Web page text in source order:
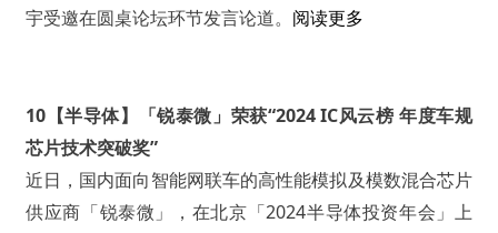
宇受邀在圆桌论坛环节发言论道。 阅读更多
10【半导体】「锐泰微」荣获“2024 IC风云榜 年度车规
芯片技术突破奖”
近日，国内面向智能网联车的高性能模拟及模数混合芯片
供应商「锐泰微」，在北京「2024半导体投资年会」上